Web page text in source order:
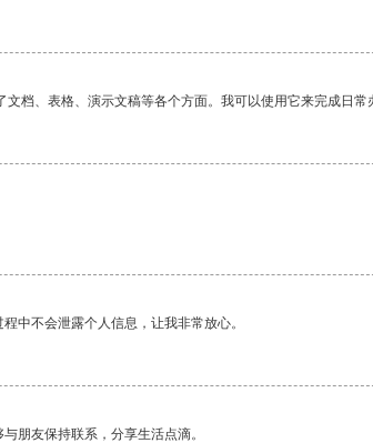
档、表格、演示文稿等各个方面。我可以使用它来完成日常
中不会泄露个人信息，让我非常放心。
朋友保持联系，分享生活点滴。